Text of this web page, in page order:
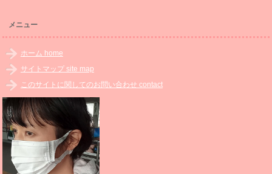
メニュー
ホーム home
サイトマップ site map
このサイトに関してのお問い合わせ contact